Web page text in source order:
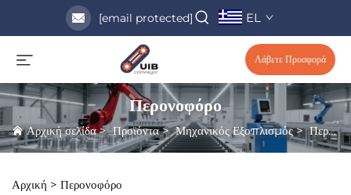
[email protected] EL
Λάβετε Προσφορά
Περονοφόρο
Αρχική σελίδα>Προϊόντα>Μηχανικός Εξοπλισμός>Περονοφόρο
Αρχική > Περονοφόρο